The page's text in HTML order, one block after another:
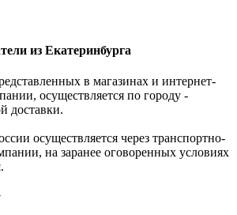
из Екатеринбурга
в магазинах и интернет-
осуществляется по городу -
доставки.
осуществляется через транспортно-
на заранее оговоренных условиях